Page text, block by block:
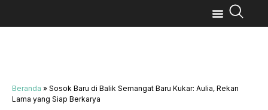
Beranda » Sosok Baru di Balik Semangat Baru Kukar: Aulia, Rekan
Lama yang Siap Berkarya